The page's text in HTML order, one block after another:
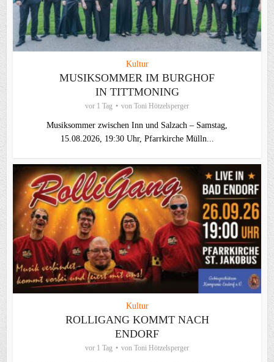
Kultur
MUSIKSOMMER IM BURGHOF
IN TITTMONING
vor 1 Tag von Toni Hötzelsperger
Musiksommer zwischen Inn und Salzach – Samstag,
15.08.2026, 19:30 Uhr, Pfarrkirche Mülln...
Kultur
ROLLIGANG KOMMT NACH
ENDORF
vor 1 Tag von Toni Hötzelsperger